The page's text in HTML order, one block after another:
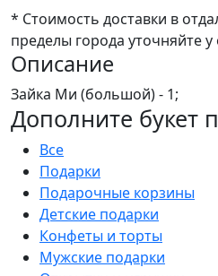
* Стоимость доставки в
пределы города уточняйте
Описание
Зайка Ми (большой) - 1;
Дополните букет
Все
Подарки
Подарочные корзины
Детские подарки
Конфеты и торты
Мужские подарки